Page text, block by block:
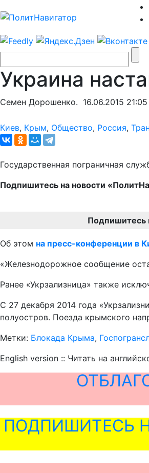
Украина
Семен Дорошенко. 16.06.2015 21:05
Киев, Крым, Общество, Россия,
Государственная пограничная
Подпишитесь на новости
Подпишитесь
Об этом на пресс-конференции в
«Железнодорожное сообщение
Ранее «Укрзализница» также
С 27 декабря 2014 года
полуостров. Поезда крымского
Метки: Блокада Крыма,
English version :: Читать на
ПОДПИШИТЕСЬ